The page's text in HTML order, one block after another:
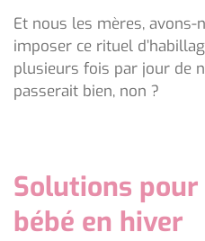
Et nous les mères, avons-
imposer ce rituel
plusieurs fois par jour de
passerait bien, non ?
Solutions
bébé en hiver